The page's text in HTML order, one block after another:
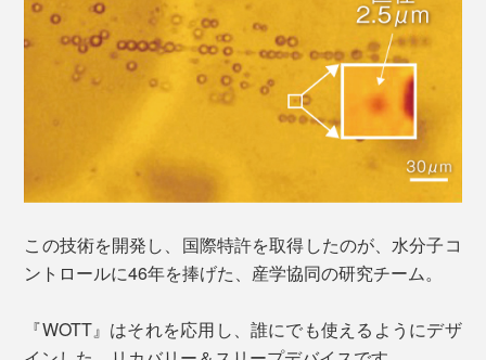
この技術を開発し、国際特許を取得したのが、水分子コ
ントロールに46年を捧げた、産学協同の研究チーム。
『WOTT』はそれを応用し、誰にでも使えるようにデザ